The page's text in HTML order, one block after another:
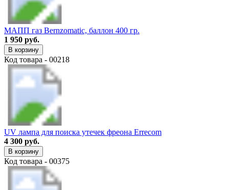
МАПП газ Bernzomatic, баллон 400 гр.
1 950 руб.
В корзину
Код товара - 00218
UV лампа для поиска утечек фреона Errecom
4 300 руб.
В корзину
Код товара - 00375